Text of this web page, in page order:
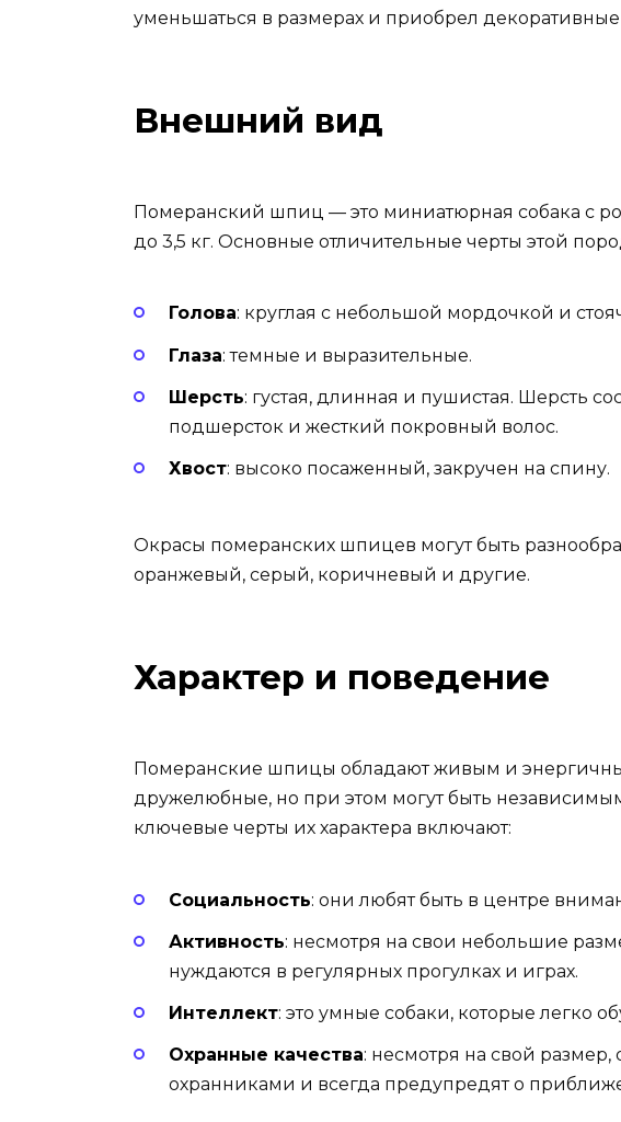
уменьшаться в размерах и приобрел декоративные
Внешний вид
Померанский шпиц — это миниатюрная собака с
до 3,5 кг. Основные отличительные черты этой
Голова: круглая с небольшой мордочкой и
Глаза: темные и выразительные.
Шерсть: густая, длинная и пушистая. Шерсть
подшерсток и жесткий покровный волос.
Хвост: высоко посаженный, закручен на спину.
Окрасы померанских шпицев могут быть
оранжевый, серый, коричневый и другие.
Характер и поведение
Померанские шпицы обладают живым и
дружелюбные, но при этом могут быть
ключевые черты их характера включают:
Социальность: они любят быть в центре
Активность: несмотря на свои небольшие
нуждаются в регулярных прогулках и играх.
Интеллект: это умные собаки, которые легко
Охранные качества: несмотря на свой
охранниками и всегда предупредят о